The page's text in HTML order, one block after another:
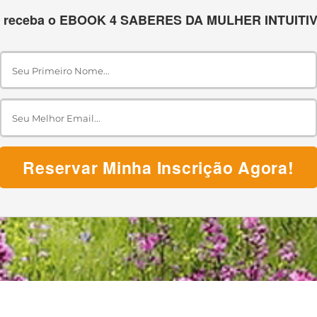
receba o EBOOK 4 SABERES DA MULHER
Reservar Minha Inscrição Agora!